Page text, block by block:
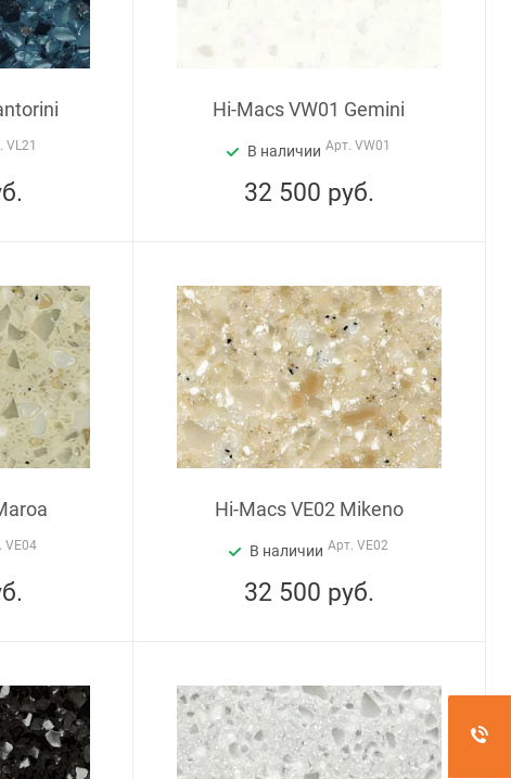
VL21
Hi-Macs VW01 Gemini
В наличии Арт.VW01
32 500 руб.
VE04
Hi-Macs VE02 Mikeno
В наличии Арт.VE02
32 500 руб.